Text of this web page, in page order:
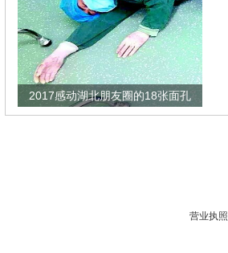
2017感动湖北朋友圈的18张面孔
营业执照